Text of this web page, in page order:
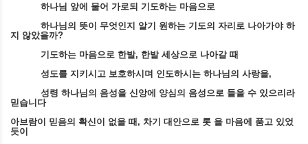
하나님 앞에 물어 가로되 기도하는 마음으로
하나님의 뜻이 무엇인지 알기 원하는 기도의 자리로 나아가야 하
지 않았을까?
기도하는 마음으로 한발, 한발 세상으로 나아갈 때
성도를 지키시고 보호하시며 인도하시는 하나님의 사랑을,
성령 하나님의 음성을 신앙에 양심의 음성으로 들을 수 있으리라
믿습니다
아브람이 믿음의 확신이 없을 때, 차기 대안으로 롯 을 마음에 품고 있었
듯이